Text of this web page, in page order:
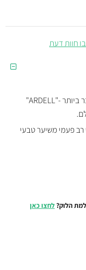
חוות דעת
הלוק?לחצו כאן
ריסים במראה טבעי מהמותג העולמי והנמכר ביותר -"ARDELL"
רב פעמי משיער טבעי